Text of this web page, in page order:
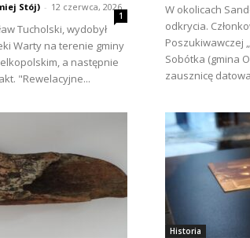
Stój) - 12 czerwca, 2026
1
Tucholski, wydobył
Warty na terenie gminy
a następnie
"Rewelacyjne...
W okolicach
odkrycia.
Poszukiwawczej
Sobótka (gmina
zausznicę
Historia